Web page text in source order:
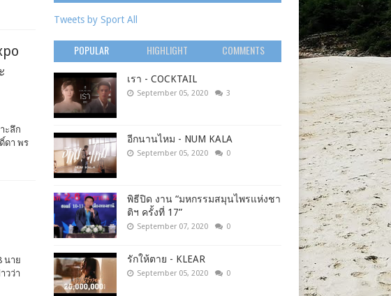
ะลึก
ดา พร
นาย
วว่า
Tweets by Sport All
POPULAR HIGHLIGHT COMMENTS
เรา - COCKTAIL
September 05, 2020 3
อีกนานไหม - NUM KALA
September 05, 2020 0
พิธีปิด งาน “มหกรรมสมุนไพรแห่งชา
ติฯ ครั้งที่ 17”
September 07, 2020 0
รักให้ตาย - KLEAR
September 05, 2020 0